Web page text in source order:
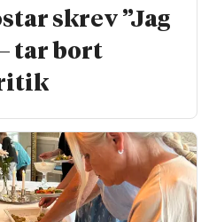
skrev ”Jag
tar bort